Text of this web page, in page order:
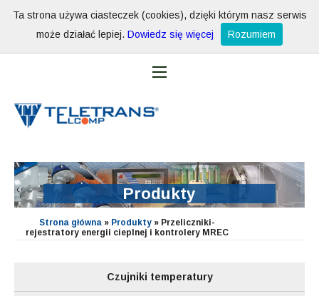
Ta strona używa ciasteczek (cookies), dzięki którym nasz serwis
może działać lepiej. Dowiedz się więcej Rozumiem
Produkty
Strona główna » Produkty » Przeliczniki-
rejestratory energii cieplnej i kontrolery MREC
Czujniki temperatury